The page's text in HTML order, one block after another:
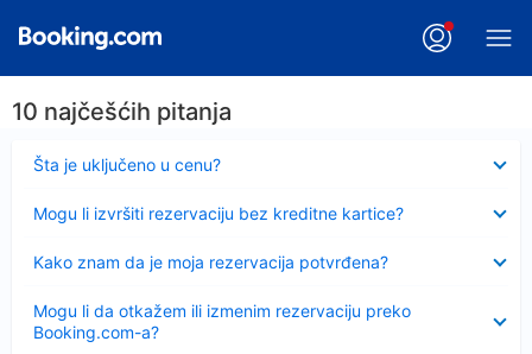
10 najčešćih pitanja
Šta je uključeno u cenu?
Sažeto
Mogu li izvršiti rezervaciju bez kreditne kartice?
Kako znam da je moja rezervacija potvrđena?
Mogu li da otkažem ili izmenim rezervaciju preko
Booking.com-a?